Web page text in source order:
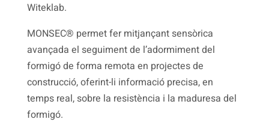
Witeklab.
MONSEC® permet fer mitjançant sensòrica
avançada el seguiment de l’adormiment del
formigó de forma remota en projectes de
construcció, oferint-li informació precisa, en
temps real, sobre la resistència i la maduresa del
formigó.